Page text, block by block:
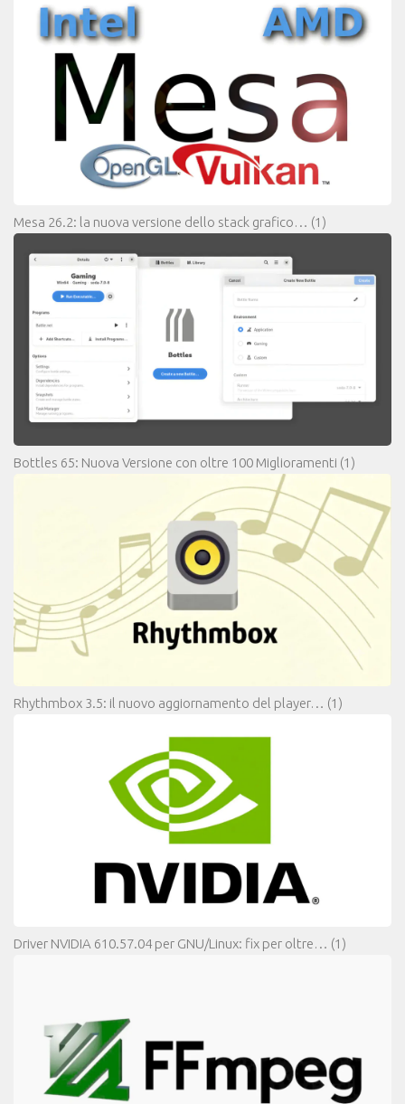
Mesa 26.2: la nuova versione dello stack grafico… (1)
Bottles 65: Nuova Versione con oltre 100 Miglioramenti (1)
Rhythmbox 3.5: il nuovo aggiornamento del player… (1)
Driver NVIDIA 610.57.04 per GNU/Linux: fix per oltre… (1)